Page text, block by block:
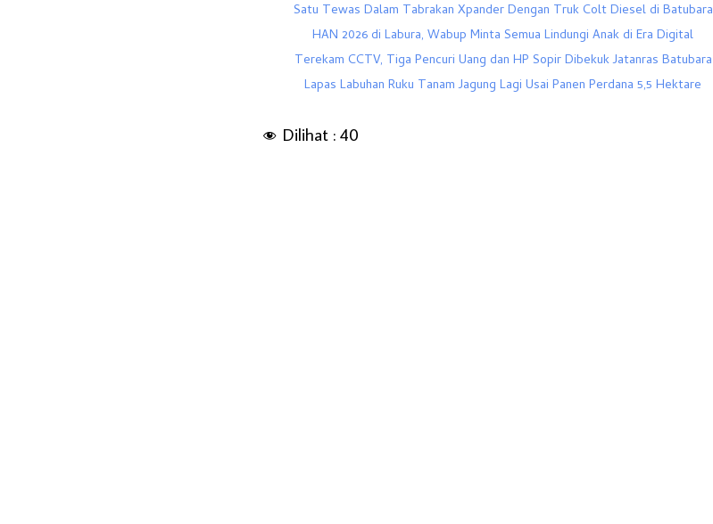
Satu Tewas Dalam Tabrakan Xpander Dengan Truk Colt Diesel di Batubara
HAN 2026 di Labura, Wabup Minta Semua Lindungi Anak di Era Digital
Terekam CCTV, Tiga Pencuri Uang dan HP Sopir Dibekuk Jatanras Batubara
Lapas Labuhan Ruku Tanam Jagung Lagi Usai Panen Perdana 5,5 Hektare
Dilihat : 40